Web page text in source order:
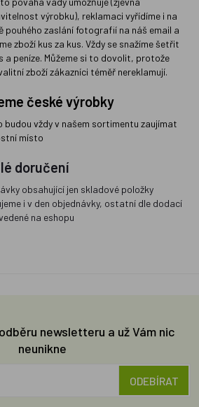
výrobku), reklamaci vyřídíme i na
pouhého zaslání fotografií na náš email a
zboží kus za kus. Vždy se snažíme šetřit
a peníze. Můžeme si to dovolit, protože
zboží zákazníci téměř nereklamují.
české výrobky
budou vždy v našem sortimentu zaujímat
místo
doručení
obsahující jen skladové položky
i v den objednávky, ostatní dle dodací
na eshopu
newsletteru a už Vám nic
neunikne
ODEBÍRAT